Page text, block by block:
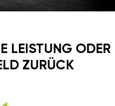
LEISTUNG ODER
ZURÜCK